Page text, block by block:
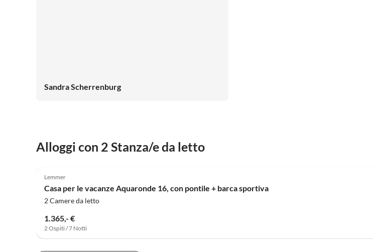
Sandra Scherrenburg
Alloggi con 2 Stanza/e da letto
Lemmer
Casa per le vacanze Aquaronde 16, con pontile + barca sportiva
2 Camere da letto
1.365,- €
2 Ospiti / 7 Notti